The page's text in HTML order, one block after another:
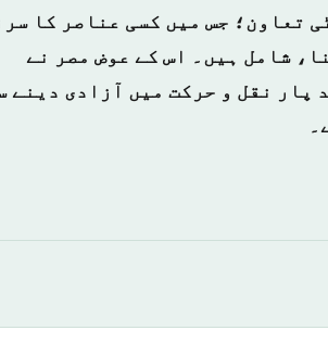
تعاون؛ جس میں کسی عناصر کا
شامل ہیں۔ اس کے عوض مصر نے
پار نقل و حرکت میں آزادی دینے